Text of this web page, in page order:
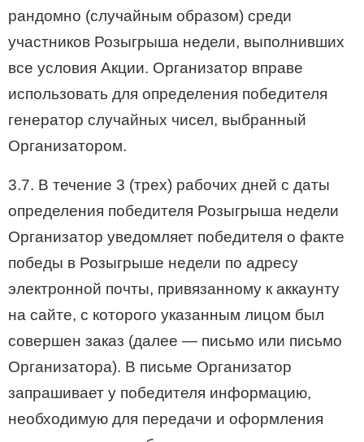
рандомно (случайным образом) среди
участников Розыгрыша недели, выполнивших
все условия Акции. Организатор вправе
использовать для определения победителя
генератор случайных чисел, выбранный
Организатором.
3.7. В течение 3 (трех) рабочих дней с даты
определения победителя Розыгрыша недели
Организатор уведомляет победителя о факте
победы в Розыгрыше недели по адресу
электронной почты, привязанному к аккаунту
на сайте, с которого указанным лицом был
совершен заказ (далее — письмо или письмо
Организатора). В письме Организатор
запрашивает у победителя информацию,
необходимую для передачи и оформления